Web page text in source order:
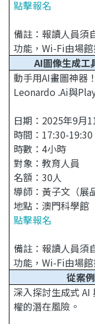
點擊報名
備註：報讀人員須
功能，Wi-Fi由場館
AI圖像生成
動手用AI畫圖神器
Leonardo .Ai與
日期：2025年9月
時間：17:30-19:30
時數：4小時
對象：教育人員
名額：30人
導師：黃子文（展
地點：澳門科學館
點擊報名
備註： 報讀人員須
功能，Wi-Fi由場館
從案
深入探討生成式 AI
權的潛在風險。